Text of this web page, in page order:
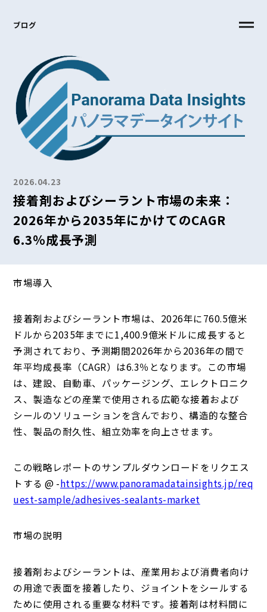
ブログ
2026.04.23
接着剤およびシーラント市場の未来：
2026年から2035年にかけてのCAGR
6.3％成長予測
市場導入
接着剤およびシーラント市場は、2026年に760.5億米
ドルから2035年までに1,400.9億米ドルに成長すると
予測されており、予測期間2026年から2036年の間で
年平均成長率（CAGR）は6.3％となります。この市場
は、建設、自動車、パッケージング、エレクトロニク
ス、製造などの産業で使用される広範な接着および
シールのソリューションを含んでおり、構造的な整合
性、製品の耐久性、組立効率を向上させます。
この戦略レポートのサンプルダウンロードをリクエス
トする @ -https://www.panoramadatainsights.jp/req
uest-sample/adhesives-sealants-market
市場の説明
接着剤およびシーラントは、産業用および消費者向け
の用途で表面を接着したり、ジョイントをシールする
ために使用される重要な材料です。接着剤は材料間に